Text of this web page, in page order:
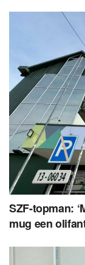
SZF-topman:
mug een